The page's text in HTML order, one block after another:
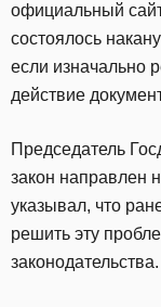
официальный
состоялось
если изначально
действие
Председатель
закон направлен
указывал, что
решить эту
законодательства.